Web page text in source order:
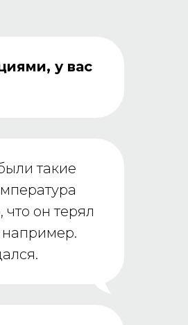
у вас
такие
он терял
например.